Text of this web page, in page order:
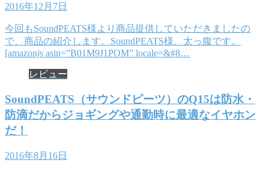
2016年12月7日
今回もSoundPEATS様より商品提供していただきましたの
で、商品の紹介します。SoundPEATS様、太っ腹です。
[amazonjs asin=”B01M9J1POM” locale=&#8…
レビュー
SoundPEATS（サウンドピーツ）のQ15は防水・
防滴だからジョギングや通勤時に最適なイヤホン
だ！
2016年8月16日